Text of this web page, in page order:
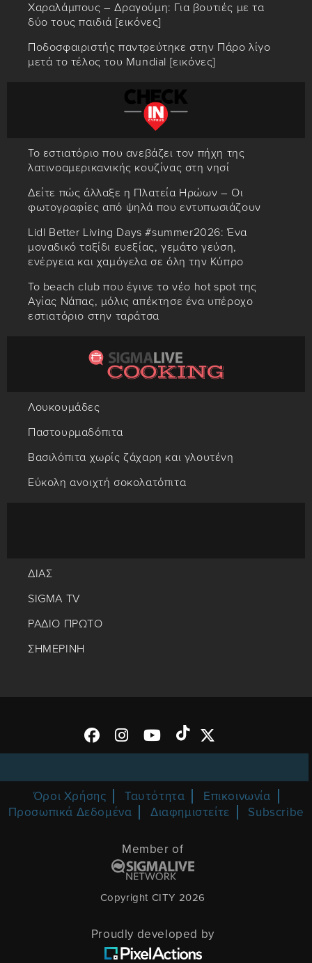
Χαραλάμπους – Δραγούμη: Για βουτιές με τα
δύο τους παιδιά [εικόνες]
Ποδοσφαιριστής παντρεύτηκε στην Πάρο λίγο
μετά το τέλος του Mundial [εικόνες]
Το εστιατόριο που ανεβάζει τον πήχη της
λατινοαμερικανικής κουζίνας στη νησί
Δείτε πώς άλλαξε η Πλατεία Ηρώων – Οι
φωτογραφίες από ψηλά που εντυπωσιάζουν
Lidl Better Living Days #summer2026: Ένα
μοναδικό ταξίδι ευεξίας, γεμάτο γεύση,
ενέργεια και χαμόγελα σε όλη την Κύπρο
Το beach club που έγινε το νέο hot spot της
Αγίας Νάπας, μόλις απέκτησε ένα υπέροχο
εστιατόριο στην ταράτσα
Λουκουμάδες
Παστουρμαδόπιτα
Βασιλόπιτα χωρίς ζάχαρη και γλουτένη
Εύκολη ανοιχτή σοκολατόπιτα
ΔΙΑΣ
SIGMA TV
ΡΑΔΙΟ ΠΡΩΤΟ
ΣΗΜΕΡΙΝΗ
Όροι Χρήσης Ταυτότητα
Επικοινωνία
Προσωπικά Δεδομένα
Διαφημιστείτε Subscribe
Member of
Copyright CITY 2026
Proudly developed by